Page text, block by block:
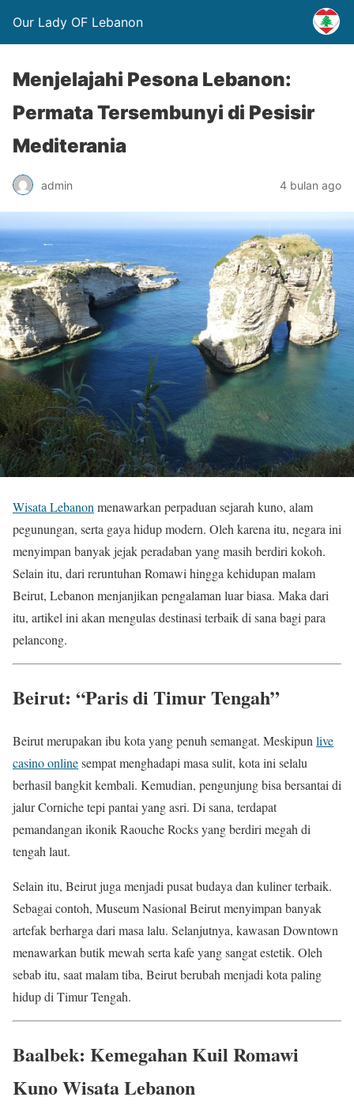
Our Lady OF Lebanon
Menjelajahi Pesona Lebanon:
Permata Tersembunyi di Pesisir
Mediterania
admin 4 bulan ago
Wisata Lebanon menawarkan perpaduan sejarah kuno, alam
pegunungan, serta gaya hidup modern. Oleh karena itu, negara ini
menyimpan banyak jejak peradaban yang masih berdiri kokoh.
Selain itu, dari reruntuhan Romawi hingga kehidupan malam
Beirut, Lebanon menjanjikan pengalaman luar biasa. Maka dari
itu, artikel ini akan mengulas destinasi terbaik di sana bagi para
pelancong.
Beirut: “Paris di Timur Tengah”
Beirut merupakan ibu kota yang penuh semangat. Meskipun live
casino onlinesempat menghadapi masa sulit, kota ini selalu
berhasil bangkit kembali. Kemudian, pengunjung bisa bersantai di
jalur Corniche tepi pantai yang asri. Di sana, terdapat
pemandangan ikonik Raouche Rocks yang berdiri megah di
tengah laut.
Selain itu, Beirut juga menjadi pusat budaya dan kuliner terbaik.
Sebagai contoh, Museum Nasional Beirut menyimpan banyak
artefak berharga dari masa lalu. Selanjutnya, kawasan Downtown
menawarkan butik mewah serta kafe yang sangat estetik. Oleh
sebab itu, saat malam tiba, Beirut berubah menjadi kota paling
hidup di Timur Tengah.
Baalbek: Kemegahan Kuil Romawi
Kuno Wisata Lebanon